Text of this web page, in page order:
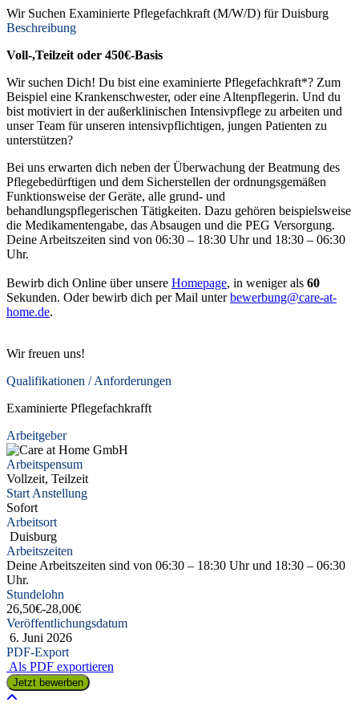
Wir Suchen Examinierte Pflegefachkraft (M/W/D) für Duisburg
Beschreibung
Voll-,Teilzeit oder 450€-Basis
Wir suchen Dich! Du bist eine examinierte Pflegefachkraft*? Zum
Beispiel eine Krankenschwester, oder eine Altenpflegerin. Und du
bist motiviert in der außerklinischen Intensivpflege zu arbeiten und
unser Team für unseren intensivpflichtigen, jungen Patienten zu
unterstützen?
Bei uns erwarten dich neben der Überwachung der Beatmung des
Pflegebedürftigen und dem Sicherstellen der ordnungsgemäßen
Funktionsweise der Geräte, alle grund- und
behandlungspflegerischen Tätigkeiten. Dazu gehören beispielsweise
die Medikamentengabe, das Absaugen und die PEG Versorgung.
Deine Arbeitszeiten sind von 06:30 – 18:30 Uhr und 18:30 – 06:30
Uhr.
Bewirb dich Online über unsere Homepage, in weniger als 60
Sekunden. Oder bewirb dich per Mail unterbewerbung@care-at-
home.de.
Wir freuen uns!
Qualifikationen / Anforderungen
Examinierte Pflegefachkrafft
Arbeitgeber
Arbeitspensum
Vollzeit, Teilzeit
Start Anstellung
Sofort
Arbeitsort
Duisburg
Arbeitszeiten
Deine Arbeitszeiten sind von 06:30 – 18:30 Uhr und 18:30 – 06:30
Uhr.
Stundelohn
26,50€-28,00€
Veröffentlichungsdatum
6. Juni 2026
PDF-Export
Als PDF exportieren
Jetzt bewerben